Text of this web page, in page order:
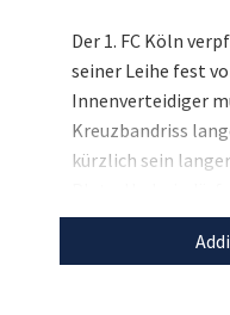
Der 1. FC Köln
seiner Leihe fest
Innenverteidiger
Kreuzbandriss
kürzlich sein
Platz. Und wir
Weihnachten ein
Kilian